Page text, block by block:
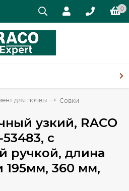
0
для почвы Совки
узкий, RACO
с
ручкой, длина
195мм, 360 мм,